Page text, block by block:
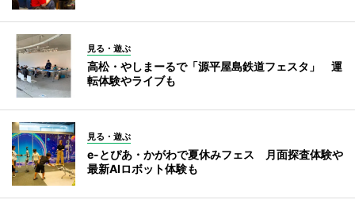
見る・遊ぶ
高松・やしまーるで「源平屋島鉄道フェスタ」 運
転体験やライブも
見る・遊ぶ
e-とぴあ・かがわで夏休みフェス 月面探査体験や
最新AIロボット体験も